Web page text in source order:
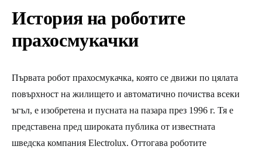
История на роботите
прахосмукачки
Първата робот прахосмукачка, която се движи по цялата
повърхност на жилището и автоматично почиства всеки
ъгъл, е изобретена и пусната на пазара през 1996 г. Тя е
представена пред широката публика от известната
шведска компания Electrolux. Оттогава роботите